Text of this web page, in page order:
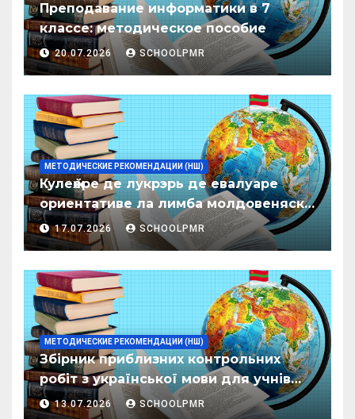
Преподавание информатики в 7
классе: методическое пособие
20.07.2026 SCHOOLPMR
МЕТОДИЧЕСКИЕ РЕКОМЕНДАЦИИ (НШ)
Кулеӂере де лукрэрь де евалуаре
ориентативе ла лимба молдовеняскэ
пентру елевий класелор примаре але
организациилор де ынвэцэмынт
17.07.2026 SCHOOLPMR
МЕТОДИЧЕСКИЕ РЕКОМЕНДАЦИИ (НШ)
Збірник приблизних контрольних
робіт з української мови для учнів
початкових класів організацій
13.07.2026 SCHOOLPMR